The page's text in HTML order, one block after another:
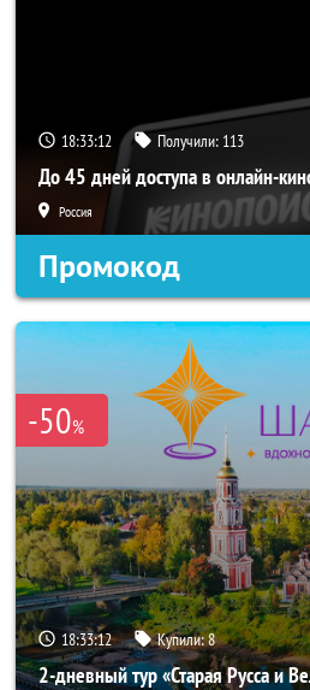
18:33:10 Получили: 113
До 45 дней доступа в онлайн-
Россия
Промокод
-50%
18:33:10 Купили:8
2-дневный тур «Старая Русса и